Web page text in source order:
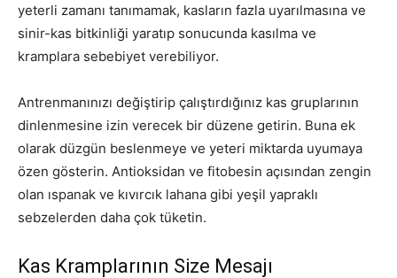
yeterli zamanı tanımamak, kasların fazla uyarılmasına ve
sinir-kas bitkinliği yaratıp sonucunda kasılma ve
kramplara sebebiyet verebiliyor.
Antrenmanınızı değiştirip çalıştırdığınız kas gruplarının
dinlenmesine izin verecek bir düzene getirin. Buna ek
olarak düzgün beslenmeye ve yeteri miktarda uyumaya
özen gösterin. Antioksidan ve fitobesin açısından zengin
olan ıspanak ve kıvırcık lahana gibi yeşil yapraklı
sebzelerden daha çok tüketin.
Kas Kramplarının Size Mesajı